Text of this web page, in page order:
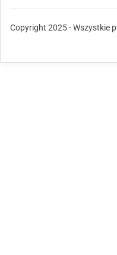
Copyright 2025 - Wszystkie